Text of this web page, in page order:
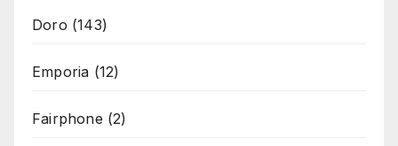
Doro (143)
Emporia (12)
Fairphone (2)